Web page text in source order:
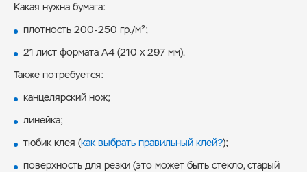
Какая нужна бумага:
плотность 200-250 гр./м²;
21 лист формата А4 (210 x 297 мм).
Также потребуется:
канцелярский нож;
линейка;
тюбик клея (как выбрать правильный клей?);
поверхность для резки (это может быть стекло, старый